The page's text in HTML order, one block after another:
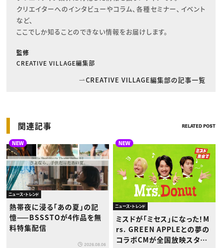
クリエイターへのインタビューやコラム、各種セミナー、イベント
など、
ここでしか知ることのできない情報をお届けします。
監修
CREATIVE VILLAGE編集部
CREATIVE VILLAGE編集部の記事一覧
関連記事 RELATED POST
NEW
ニュース・トレンド
熱帯夜に浸る「あの夏」の記
憶——BSSSTOが4作品を無
料特集配信
2026.08.06
NEW
ニュース・トレンド
ミスドが「ミセス」になった！M
rs. GREEN APPLEとの夢の
コラボCMが全国放映スター